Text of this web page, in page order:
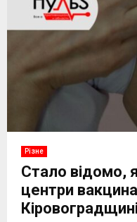
Різне
Стало відомо,
центри